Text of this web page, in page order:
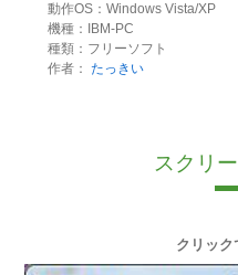
動作OS：Windows Vista/XP
機種：IBM-PC
種類：フリーソフト
作者： たっきい
スクリ
クリック